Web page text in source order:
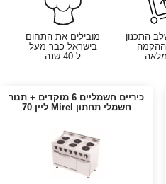
התכנון
ההקמה
מובילים את התחום
בישראל כבר מעל
ל-40 שנה
כיריים חשמליים 6 מוקדים + תנור
חשמלי תחתון Mirel ליין 70